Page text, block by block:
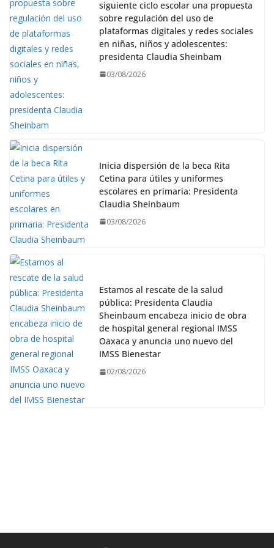
siguiente ciclo escolar una propuesta
sobre regulación del uso de
plataformas digitales y redes sociales
en niñas, niños y adolescentes:
presidenta Claudia Sheinbam
03/08/2026
Inicia dispersión de la beca Rita
Cetina para útiles y uniformes
escolares en primaria: Presidenta
Claudia Sheinbaum
03/08/2026
Estamos al rescate de la salud
pública: Presidenta Claudia
Sheinbaum encabeza inicio de obra
de hospital general regional IMSS
Oaxaca y anuncia uno nuevo del
IMSS Bienestar
02/08/2026